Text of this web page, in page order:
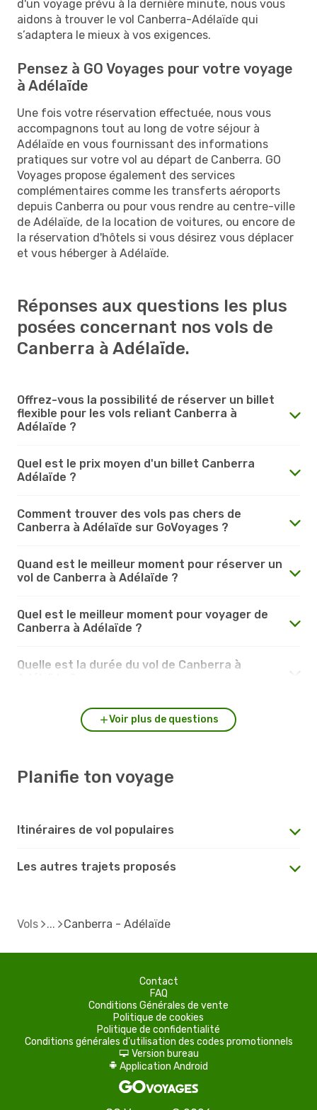
d'un voyage prévu à la dernière minute, nous vous
aidons à trouver le vol Canberra-Adélaïde qui
s’adaptera le mieux à vos exigences.
Pensez à GO Voyages pour votre voyage
à Adélaïde
Une fois votre réservation effectuée, nous vous
accompagnons tout au long de votre séjour à
Adélaïde en vous fournissant des informations
pratiques sur votre vol au départ de Canberra. GO
Voyages propose également des services
complémentaires comme les transferts aéroports
depuis Canberra ou pour vous rendre au centre-ville
de Adélaïde, de la location de voitures, ou encore de
la réservation d'hôtels si vous désirez vous déplacer
et vous héberger à Adélaïde.
Réponses aux questions les plus
posées concernant nos vols de
Canberra à Adélaïde.
Offrez-vous la possibilité de réserver un billet
flexible pour les vols reliant Canberra à
Adélaïde ?
Quel est le prix moyen d'un billet Canberra
Adélaïde ?
Comment trouver des vols pas chers de
Canberra à Adélaïde sur GoVoyages ?
Quand est le meilleur moment pour réserver un
vol de Canberra à Adélaïde ?
Quel est le meilleur moment pour voyager de
Canberra à Adélaïde ?
Quelle est la durée du vol de Canberra à
Voir plus de questions
Planifie ton voyage
Itinéraires de vol populaires
Les autres trajets proposés
Vols Canberra - Adélaïde
Contact
FAQ
Conditions Générales de vente
Politique de cookies
Politique de confidentialité
Conditions générales d'utilisation des codes promotionnels
d Version bureau
A Application Android